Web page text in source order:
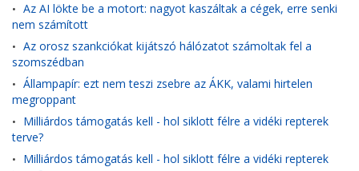
• Az AI lökte be a motort: nagyot kaszáltak a cégek, erre senki
nem számított
• Az orosz szankciókat kijátszó hálózatot számoltak fel a
szomszédban
• Állampapír: ezt nem teszi zsebre az ÁKK, valami hirtelen
megroppant
• Milliárdos támogatás kell - hol siklott félre a vidéki repterek
terve?
• Milliárdos támogatás kell - hol siklott félre a vidéki repterek